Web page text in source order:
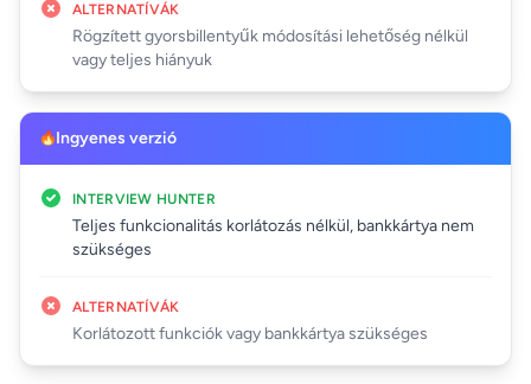
ALTERNATÍVÁK
Rögzített gyorsbillentyűk módosítási lehetőség nélkül
vagy teljes hiányuk
Ingyenes verzió
INTERVIEW HUNTER
Teljes funkcionalitás korlátozás nélkül, bankkártya nem
szükséges
ALTERNATÍVÁK
Korlátozott funkciók vagy bankkártya szükséges